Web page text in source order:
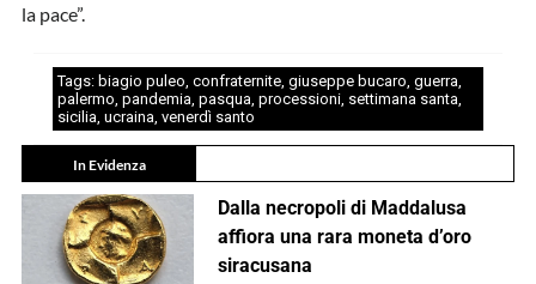
la pace”.
Tags: biagio puleo, confraternite, giuseppe bucaro, guerra,
palermo, pandemia, pasqua, processioni, settimana santa,
sicilia, ucraina, venerdì santo
In Evidenza
Dalla necropoli di Maddalusa
affiora una rara moneta d’oro
siracusana